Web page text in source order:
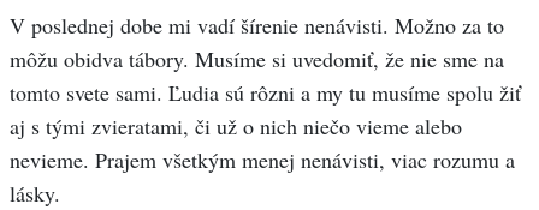
V poslednej dobe mi vadí šírenie nenávisti. Možno za to
môžu obidva tábory. Musíme si uvedomiť, že nie sme na
tomto svete sami. Ľudia sú rôzni a my tu musíme spolu žiť
aj s tými zvieratami, či už o nich niečo vieme alebo
nevieme. Prajem všetkým menej nenávisti, viac rozumu a
lásky.